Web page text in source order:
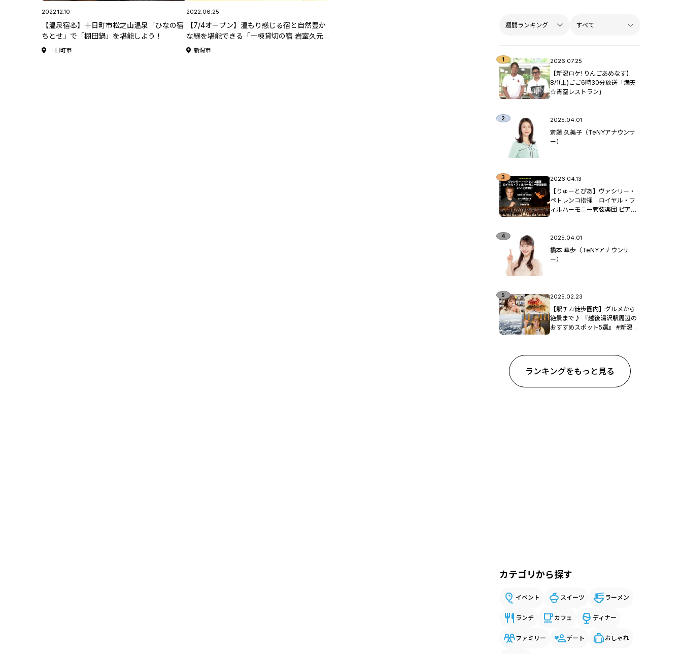
2022.12.10
【温泉宿♨】十日町市松之山温泉「ひなの宿
ちとせ」で「棚田鍋」を堪能しよう！
十日町市
2022.06.25
【7/4オープン】温もり感じる宿と自然豊か
な緑を堪能できる「一棟貸切の宿 岩室久元」
が岩室に誕生！
新潟市
2026.07.25
【新潟ロケ! りんごあめなす】
8/1(土)ごご6時30分放送「満天
☆青空レストラン」
2025.04.01
斎藤 久美子（TeNYアナウンサ
ー）
2026.04.13
【りゅーとぴあ】ヴァシリー・
ペトレンコ指揮 ロイヤル・フ
ィルハーモニー管弦楽団 ピア
2025.04.01
橋本 華歩（TeNYアナウンサ
ー）
2025.02.23
【駅チカ徒歩圏内】グルメから
絶景まで♪ 『越後湯沢駅周辺の
おすすめスポット5選』 #新潟観
ランキングをもっと見る
カテゴリから探す
イベント スイーツ ラーメン
ランチ カフェ ディナー
ファミリー デート おしゃれ